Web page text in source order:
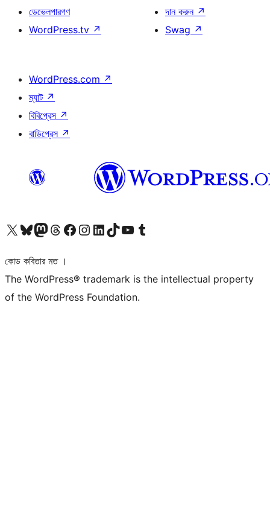
ডেভেলপারগণ
WordPress.tv ↗
দান করুন ↗
Swag ↗
WordPress.com ↗
ম্যাট ↗
বিবিপ্রেস ↗
বাডিপ্রেস ↗
আমাদের X (আগের টুইটার) অ্যাকাউন্টে যানআমাদের Bluesky অ্যাকাউন্টটি দেখুনআমাদের মাস্টোডন অ্যাকাউন্টটি দেখুনআমাদের থ্রেডস অ্যাকাউন্টটি দেখুনআমাদের ফেসবুক পেজ দেখুনআমাদের ইন্সটাগ্রাম অ্যাকাউন্ট দেখুনআমাদের লিঙ্কডইন অ্যাকাউন্টে যানআমাদের TikTok অ্যাকাউন্টটি দেখুনআমাদের ইউটিউব চ্যানেলে যান আমাদের টাম্বলার অ্যাকাউন্ট দেখুন
কোড কবিতার মত ।
The WordPress® trademark is the intellectual property
of the WordPress Foundation.